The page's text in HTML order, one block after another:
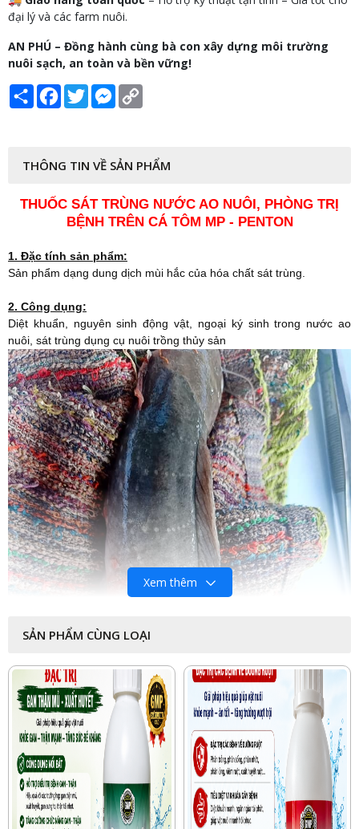
đại lý và các farm nuôi.
AN PHÚ – Đồng hành cùng bà con xây dựng môi trường
nuôi sạch, an toàn và bền vững!
Share Facebook
TwitterMessenger
THÔNG TIN VỀ SẢN PHẨM
THUỐC SÁT TRÙNG NƯỚC AO NUÔI, PHÒNG TRỊ
BỆNH TRÊN CÁ TÔM MP - PENTON
1. Đặc tính sản phẩm:
Sản phẩm dạng dung dịch mùi hắc của hóa chất sát trùng.
2. Công dụng:
Diệt khuẩn, nguyên sinh động vật, ngoại ký sinh trong nước ao
nuôi, sát trùng dụng cụ nuôi trồng thủy sản
Xem thêm
SẢN PHẨM CÙNG LOẠI